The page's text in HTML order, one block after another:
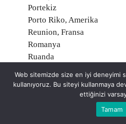
Portekiz
Porto Riko, Amerika
Reunion, Fransa
Romanya
Ruanda
Saint Helena, İngiltere
Saint Martin, Fransa
Saint Pierre ve Miquelon,
Web sitemizde size en iyi deneyimi
kullanıyoruz. Bu siteyi kullanmaya
ettiğinizi
Tamam